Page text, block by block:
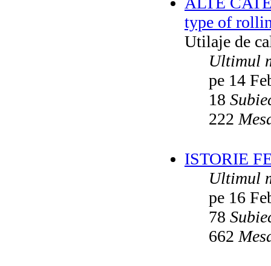
type of
Utilaje de
Ultimul
pe 14
18
222
ISTORIE
Ultimul
pe 16
78
662